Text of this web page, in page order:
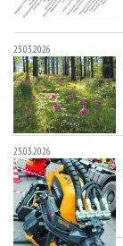
23.03.2026
23.03.2026